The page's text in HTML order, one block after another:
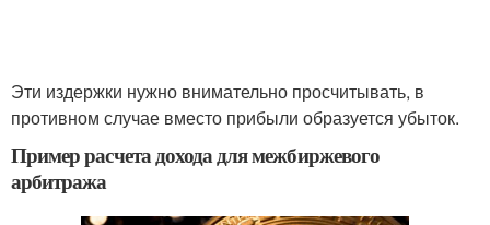
Эти издержки нужно внимательно просчитывать, в
противном случае вместо прибыли образуется убыток.
Пример расчета дохода для межбиржевого
арбитража